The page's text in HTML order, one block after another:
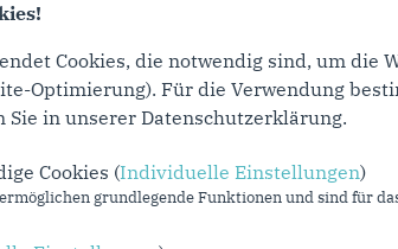
‹ vorherige Seite
Im
Cookies, die notwendig sind, um
Optimierung). Für die Verwendung
in unserer Datenschutzerklärung.
Cookies (Individuelle Einstellungen)
grundlegende Funktionen und sind für